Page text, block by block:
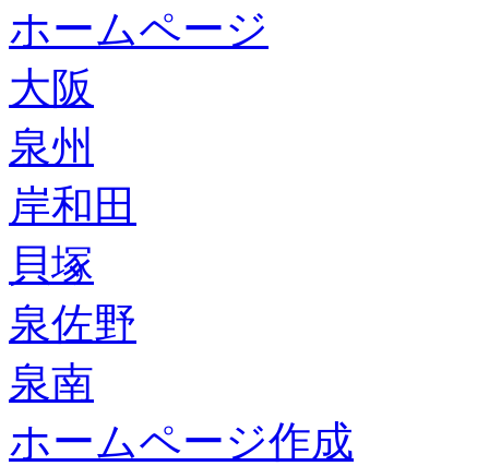
ホームページ
大阪
泉州
岸和田
貝塚
泉佐野
泉南
ホームページ作成